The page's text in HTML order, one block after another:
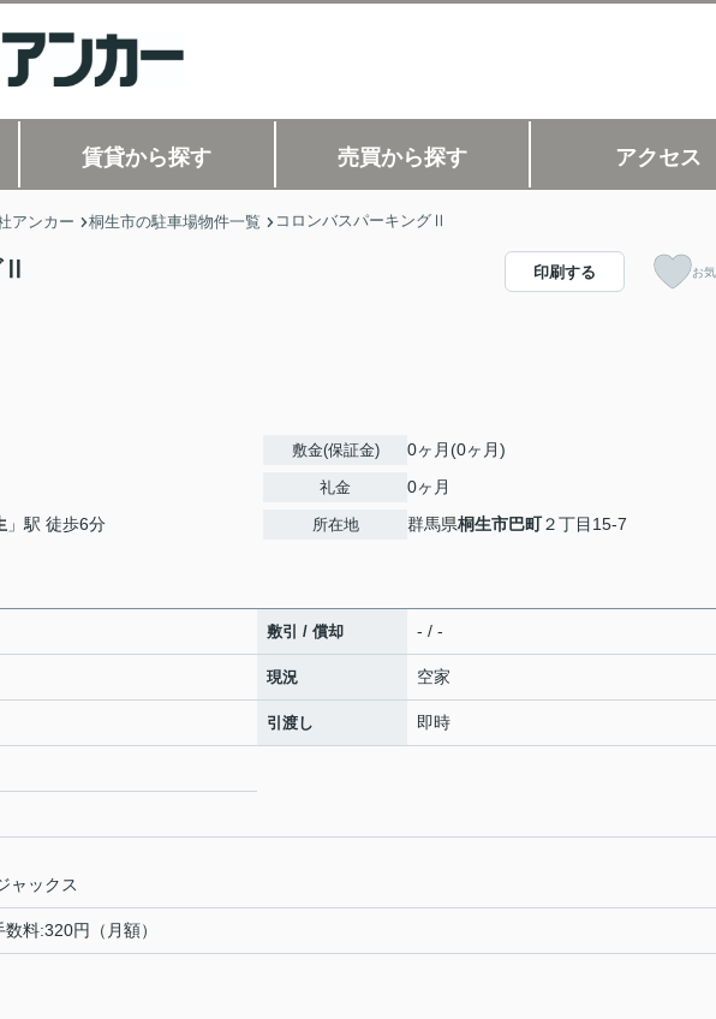
賃貸から探す 売買から探す アクセス
アンカー 桐生市の駐車場物件一覧 コロンバスパーキングⅡ
印刷する お
」駅 徒歩6分
敷金(保証金) 0ヶ月(0ヶ月)
礼金 0ヶ月
所在地 群馬県桐生市巴町２丁目15-7
敷引 / 償却 - / -
現況 空家
引渡し 即時
ャックス
料:320円（月額）